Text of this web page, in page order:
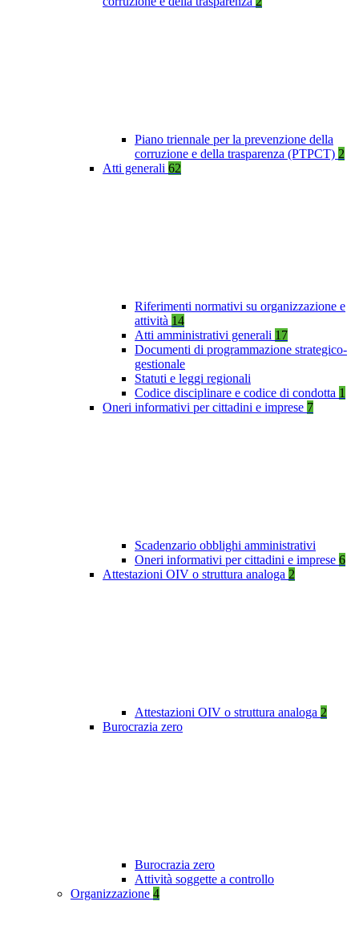
Piano triennale per la prevenzione della
corruzione e della trasparenza (PTPCT) 2
Atti generali 62
Riferimenti normativi su organizzazione e
attività 14
Atti amministrativi generali 17
Documenti di programmazione strategico-
gestionale
Statuti e leggi regionali
Codice disciplinare e codice di condotta 1
Oneri informativi per cittadini e imprese 7
Scadenzario obblighi amministrativi
Oneri informativi per cittadini e imprese 6
Attestazioni OIV o struttura analoga 2
Attestazioni OIV o struttura analoga 2
Burocrazia zero
Burocrazia zero
Attività soggette a controllo
Organizzazione 4